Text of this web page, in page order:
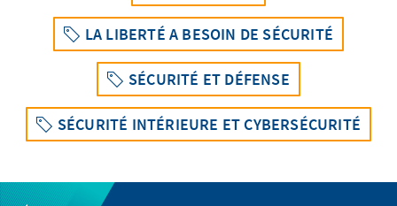
LA LIBERTÉ A BESOIN DE SÉCURITÉ
SÉCURITÉ ET DÉFENSE
SÉCURITÉ INTÉRIEURE ET CYBERSÉCURITÉ